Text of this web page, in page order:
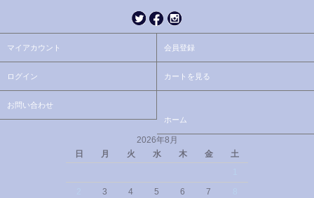
マイアカウント 会員登録
ログイン カートを見る
お問い合わせ
ホーム
2026年8月
日
月 火 水 木 金
土
3 4 5 6 7